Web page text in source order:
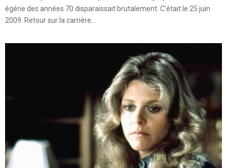
égérie des années 70 disparaissait brutalement. C'était le 25 juin
2009. Retour sur la carrière...